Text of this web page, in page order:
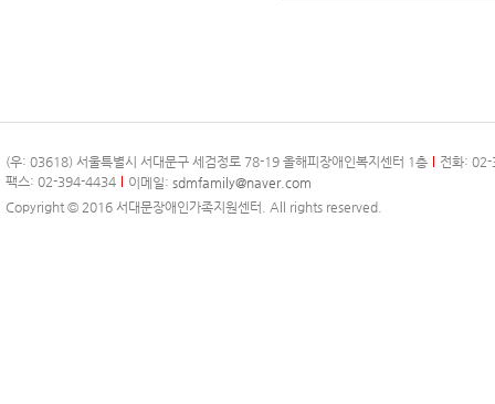
(우: 03618) 서울특별시 서대문구 세검정로 78-19 올해피장애인복지센터 1층
전화:
팩스: 02-394-4434
이메일: sdmfamily@naver.com
Copyright © 2016 서대문장애인가족지원센터. All rights reserved.